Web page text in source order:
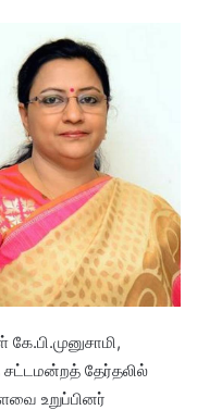
தேர்தலில்
உறுப்பினர்